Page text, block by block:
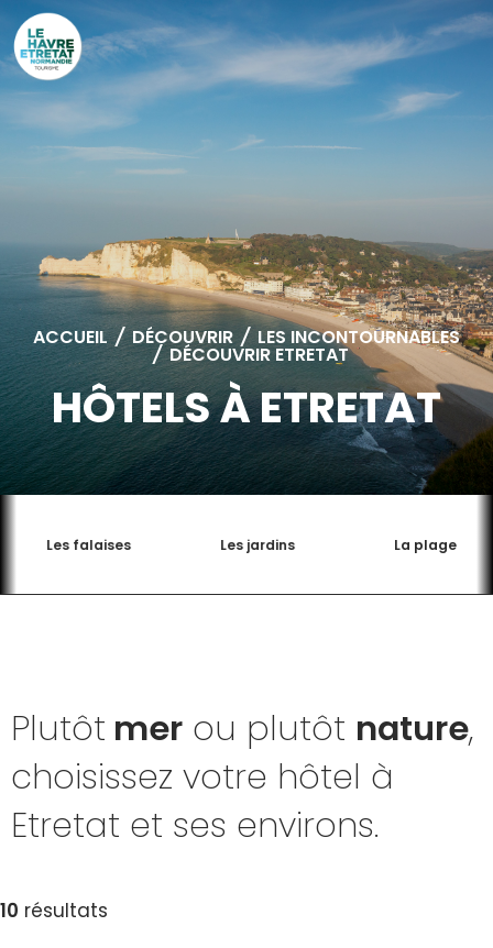
ACCUEIL / DÉCOUVRIR / LES INCONTOURNABLES
/ DÉCOUVRIR ETRETAT
HÔTELS À ETRETAT
Les falaises Les jardins La plage
Plutôt mer ou plutôt nature,
choisissez votre hôtel à
Etretat et ses environs.
10 résultats
Cookies management panel